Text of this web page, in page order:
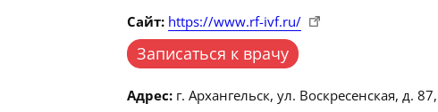
Сайт: https://www.rf-ivf.ru/
Записаться к врачу
Адрес: г. Архангельск, ул. Воскресенская, д.